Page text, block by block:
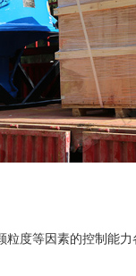
等因素的控制能力